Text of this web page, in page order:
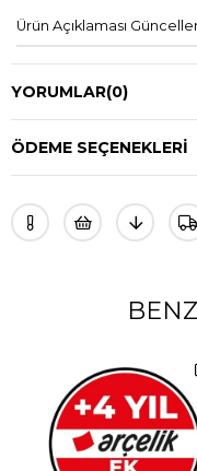
Ürün Açıklaması
YORUMLAR(0)
ÖDEME SEÇENEKLERI